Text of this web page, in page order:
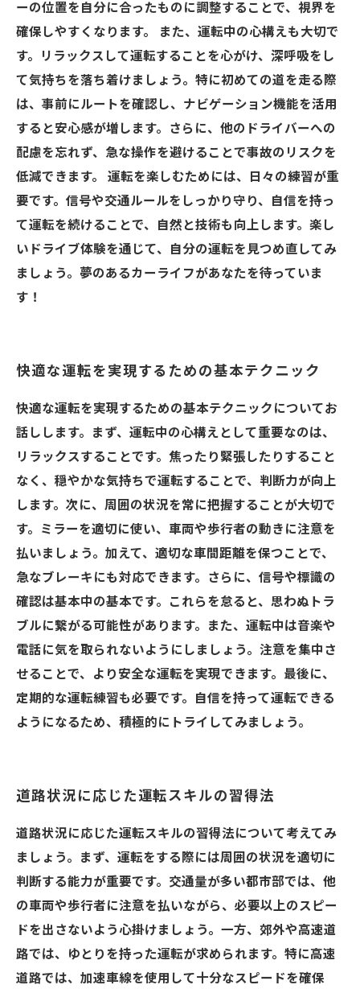
ーの位置を自分に合ったものに調整することで、視界を
確保しやすくなります。 また、運転中の心構えも大切で
す。リラックスして運転することを心がけ、深呼吸をし
て気持ちを落ち着けましょう。特に初めての道を走る際
は、事前にルートを確認し、ナビゲーション機能を活用
すると安心感が増します。さらに、他のドライバーへの
配慮を忘れず、急な操作を避けることで事故のリスクを
低減できます。 運転を楽しむためには、日々の練習が重
要です。信号や交通ルールをしっかり守り、自信を持っ
て運転を続けることで、自然と技術も向上します。楽し
いドライブ体験を通じて、自分の運転を見つめ直してみ
ましょう。夢のあるカーライフがあなたを待っていま
す！
快適な運転を実現するための基本テクニック
快適な運転を実現するための基本テクニックについてお
話しします。まず、運転中の心構えとして重要なのは、
リラックスすることです。焦ったり緊張したりすること
なく、穏やかな気持ちで運転することで、判断力が向上
します。次に、周囲の状況を常に把握することが大切で
す。ミラーを適切に使い、車両や歩行者の動きに注意を
払いましょう。加えて、適切な車間距離を保つことで、
急なブレーキにも対応できます。さらに、信号や標識の
確認は基本中の基本です。これらを怠ると、思わぬトラ
ブルに繋がる可能性があります。また、運転中は音楽や
電話に気を取られないようにしましょう。注意を集中さ
せることで、より安全な運転を実現できます。最後に、
定期的な運転練習も必要です。自信を持って運転できる
ようになるため、積極的にトライしてみましょう。
道路状況に応じた運転スキルの習得法
道路状況に応じた運転スキルの習得法について考えてみ
ましょう。まず、運転をする際には周囲の状況を適切に
判断する能力が重要です。交通量が多い都市部では、他
の車両や歩行者に注意を払いながら、必要以上のスピー
ドを出さないよう心掛けましょう。一方、郊外や高速道
路では、ゆとりを持った運転が求められます。特に高速
道路では、加速車線を使用して十分なスピードを確保